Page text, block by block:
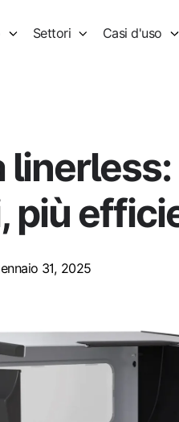
Settori Casi d'uso
più
31, 2025